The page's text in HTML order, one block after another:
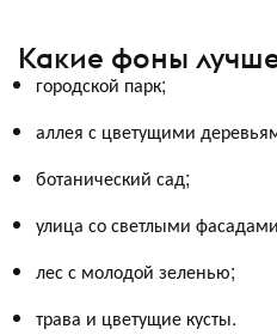
Какие фоны лучше
городской парк;
аллея с цветущими
ботанический сад;
улица со светлыми
лес с молодой зеленью;
трава и цветущие кусты.